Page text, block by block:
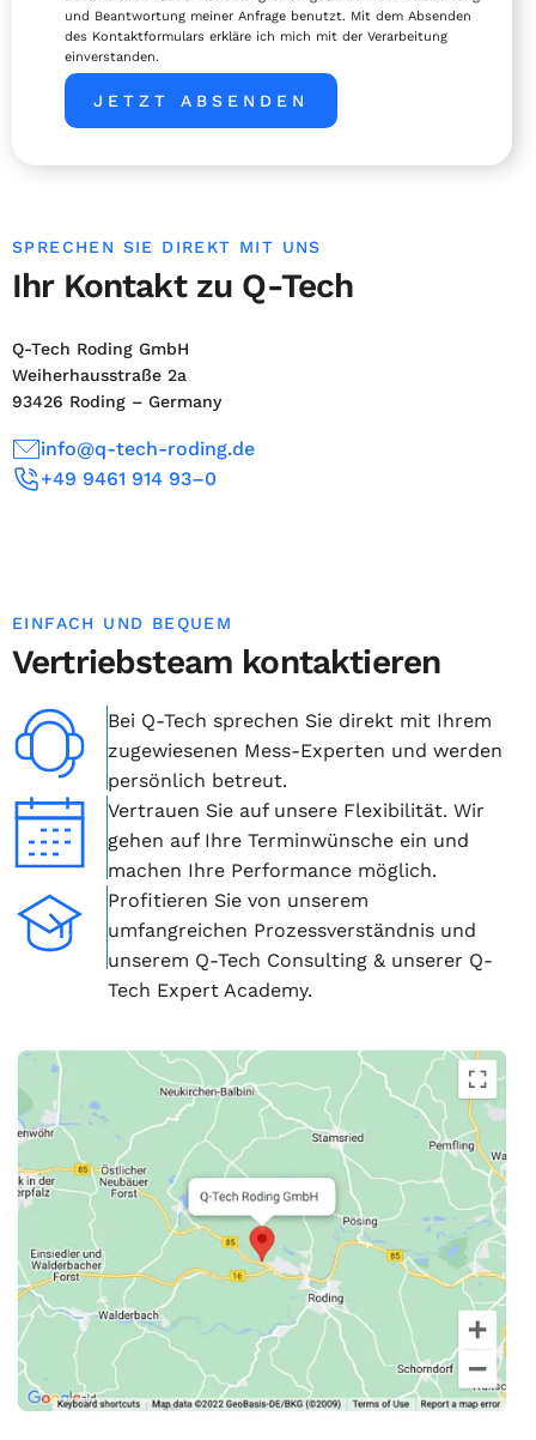
SPRECHEN SIE DIREKT MIT UNS
Ihr Kontakt zu Q-Tech
Q-Tech Roding GmbH
Weiherhausstraße 2a
93426 Roding – Germany
info@q-tech-roding.de
+49 9461 914 93–0
und Beantwortung meiner Anfrage benutzt. Mit dem Absenden
des Kontaktformulars erkläre ich mich mit der Verarbeitung
einverstanden.
EINFACH UND BEQUEM
Vertriebsteam kontaktieren
Bei Q-Tech sprechen Sie direkt mit Ihrem
zugewiesenen Mess-Experten und werden
persönlich betreut.
Vertrauen Sie auf unsere Flexibilität. Wir
gehen auf Ihre Terminwünsche ein und
machen Ihre Performance möglich.
Profitieren Sie von unserem
umfangreichen Prozessverständnis und
unserem Q-Tech Consulting & unserer Q-
Tech Expert Academy.